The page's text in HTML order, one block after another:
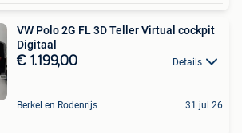
VW Polo 2G FL 3D Teller Virtual cockpit
Digitaal
€ 1.199,00 Details
Berkel en Rodenrijs 31 jul 26